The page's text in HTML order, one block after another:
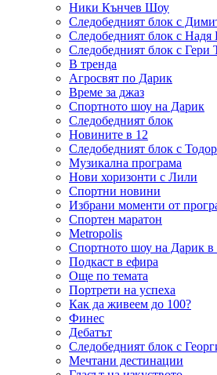
Ники Кънчев Шоу
Следобедният блок с
Следобедният блок с Надя
Следобедният блок с Гери
В тренда
Агросвят по Дарик
Време за джаз
Спортното шоу на Дарик
Следобедният блок
Новините в 12
Следобедният блок с
Музикална програма
Нови хоризонти с Лили
Спортни новини
Избрани моменти от
Спортен маратон
Metropolis
Спортното шоу на Дарик в
Подкаст в ефира
Още по темата
Портрети на успеха
Как да живеем до 100?
Финес
Дебатът
Следобедният блок с
Мечтани дестинации